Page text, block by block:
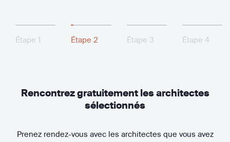
Étape 1 Étape 2 Étape 3 Étape 4
Rencontrez gratuitement les architectes
sélectionnés
Prenez rendez-vous avec les architectes que vous avez